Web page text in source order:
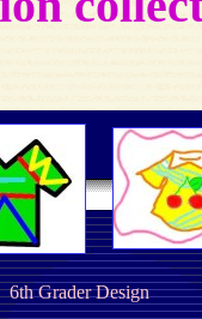
Grader Design